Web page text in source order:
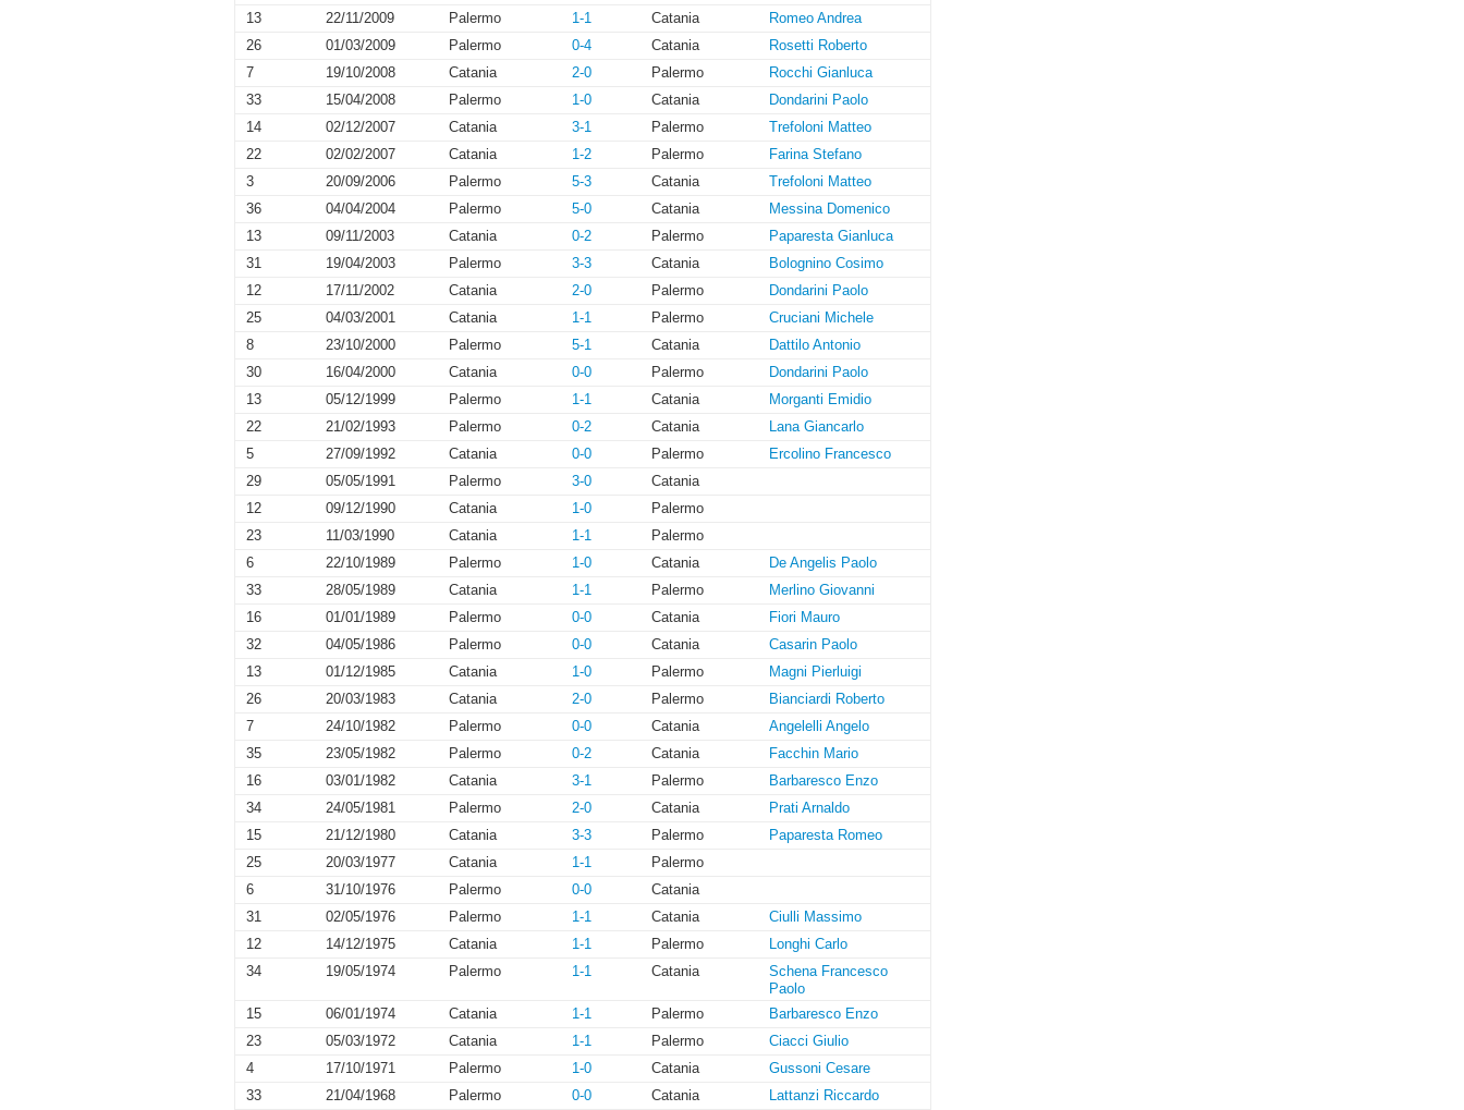
13
22/11/2009 Palermo 1-1 Catania
Romeo Andrea
26
01/03/2009 Palermo 0-4 Catania
Rosetti Roberto
7
19/10/2008 Catania 2-0 Palermo
Rocchi Gianluca
33
15/04/2008 Palermo 1-0 Catania
Dondarini Paolo
14
02/12/2007 Catania 3-1 Palermo
Trefoloni Matteo
22
02/02/2007 Catania 1-2 Palermo
Farina Stefano
3
20/09/2006 Palermo 5-3 Catania
Trefoloni Matteo
36
04/04/2004 Palermo 5-0 Catania
Messina Domenico
13
09/11/2003 Catania 0-2 Palermo
Paparesta Gianluca
31
19/04/2003 Palermo 3-3 Catania
Bolognino Cosimo
12
17/11/2002 Catania 2-0 Palermo
Dondarini Paolo
25
04/03/2001 Catania 1-1 Palermo
Cruciani Michele
8
23/10/2000 Palermo 5-1 Catania
Dattilo Antonio
30
16/04/2000 Catania 0-0 Palermo
Dondarini Paolo
13
05/12/1999 Palermo 1-1 Catania
Morganti Emidio
22
21/02/1993 Palermo 0-2 Catania
Lana Giancarlo
5
27/09/1992 Catania 0-0 Palermo
Ercolino Francesco
29
05/05/1991 Palermo 3-0
Catania
12
09/12/1990 Catania 1-0
Palermo
23
11/03/1990 Catania 1-1
Palermo
6
22/10/1989 Palermo 1-0 Catania
De Angelis Paolo
33
28/05/1989 Catania 1-1 Palermo
Merlino Giovanni
16
01/01/1989 Palermo 0-0 Catania
Fiori Mauro
32
04/05/1986 Palermo 0-0 Catania
Casarin Paolo
13
01/12/1985 Catania 1-0 Palermo
Magni Pierluigi
26
20/03/1983 Catania 2-0 Palermo
Bianciardi Roberto
7
24/10/1982 Palermo 0-0 Catania
Angelelli Angelo
35
23/05/1982 Palermo 0-2 Catania
Facchin Mario
16
03/01/1982 Catania 3-1 Palermo
Barbaresco Enzo
34
24/05/1981 Palermo 2-0 Catania
Prati Arnaldo
15
21/12/1980 Catania 3-3 Palermo
Paparesta Romeo
25
20/03/1977 Catania 1-1
Palermo
6
31/10/1976 Palermo 0-0
Catania
31
02/05/1976 Palermo 1-1 Catania
Ciulli Massimo
12
14/12/1975 Catania 1-1 Palermo
Longhi Carlo
34
19/05/1974 Palermo 1-1 Catania
Schena Francesco
Paolo
15
06/01/1974 Catania 1-1 Palermo
Barbaresco Enzo
23
05/03/1972 Catania 1-1 Palermo
Ciacci Giulio
4
17/10/1971 Palermo 1-0 Catania
Gussoni Cesare
33
21/04/1968 Palermo 0-0 Catania
Lattanzi Riccardo